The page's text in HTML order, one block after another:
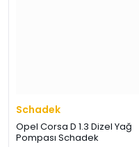
Schadek
Opel Corsa D 1.3 Dizel Yağ
Pompası Schadek